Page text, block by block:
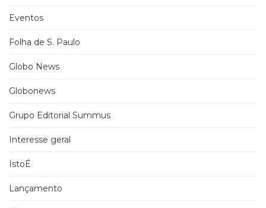
Eventos
Folha de S. Paulo
Globo News
Globonews
Grupo Editorial Summus
Interesse geral
IstoÉ
Lançamento